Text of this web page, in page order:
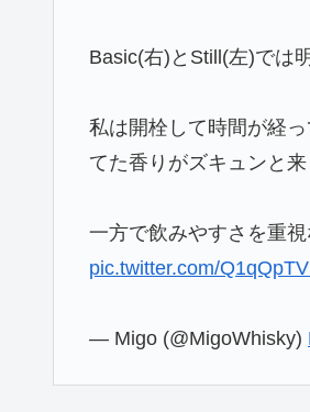
Basic(右)とStill(左)では
私は開栓して時間が経
てた香りがズキュンと
一方で飲みやすさを重
pic.twitter.com/
— Migo (@MigoWhisky)